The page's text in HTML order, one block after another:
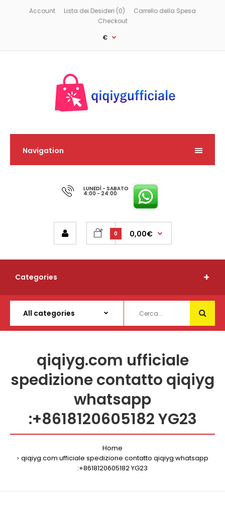
Account Lista dei Desideri (0)
Carrello della Spesa
Checkout
€
Navigation
LUNEDÌ - SABATO
4:00 - 24:00
0 0,00€
Categories
qiqiyg.com ufficiale
spedizione contatto qiqiyg
whatsapp
:+8618120605182 YG23
Home
qiqiyg.com ufficiale spedizione contatto qiqiyg whatsapp
:+8618120605182 YG23